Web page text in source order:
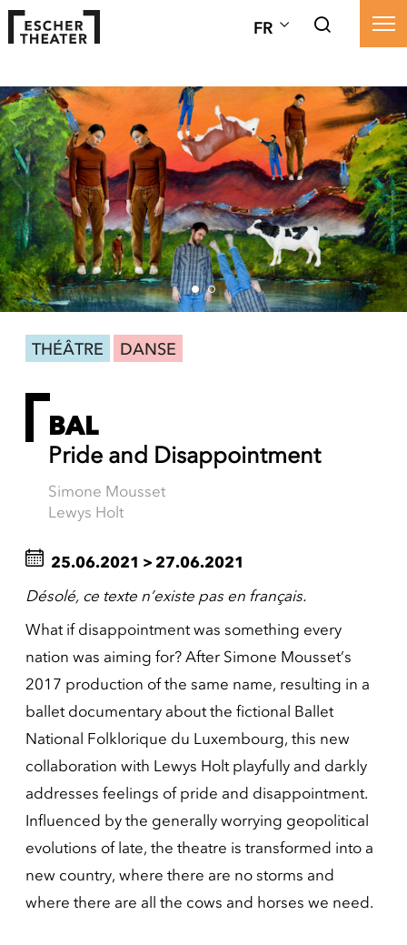
FR
THÉÂTRE DANSE
BAL
Pride and Disappointment
Simone Mousset
Lewys Holt
25.06.2021 > 27.06.2021
Désolé, ce texte n’existe pas en français.
What if disappointment was something every
nation was aiming for? After Simone Mousset’s
2017 production of the same name, resulting in a
ballet documentary about the fictional Ballet
National Folklorique du Luxembourg, this new
collaboration with Lewys Holt playfully and darkly
addresses feelings of pride and disappointment.
Influenced by the generally worrying geopolitical
evolutions of late, the theatre is transformed into a
new country, where there are no storms and
where there are all the cows and horses we need.